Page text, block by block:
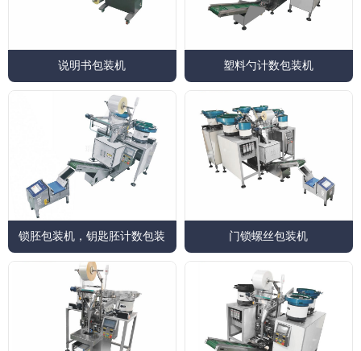
说明书包装机 塑料勺计数包装机
锁胚包装机，钥匙胚计数包装
机
门锁螺丝包装机